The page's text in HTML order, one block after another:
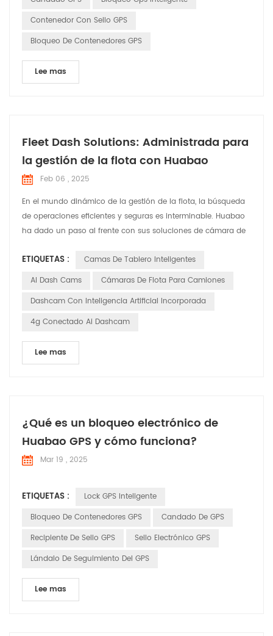
Contenedor Con Sello GPS
Bloqueo De Contenedores GPS
Lee mas
Fleet Dash Solutions: Administrada para
la gestión de la flota con Huabao
Feb 06 , 2025
En el mundo dinámico de la gestión de la flota, la búsqueda
de operaciones eficientes y seguras es interminable. Huabao
ha dado un paso al frente con sus soluciones de cámara de
desafíos específicos que enfrentan los gerentes de flota. Deje
que â s explore cómo estas soluciones están marcando la
ETIQUETAS :
Camas De Tablero Inteligentes
AI Dash Cams
Cámaras De Flota Para Camiones
Dashcam Con Inteligencia Artificial Incorporada
4g Conectado Ai Dashcam
Lee mas
¿Qué es un bloqueo electrónico de
Huabao GPS y cómo funciona?
Mar 19 , 2025
ETIQUETAS :
Lock GPS Inteligente
Bloqueo De Contenedores GPS
Candado De GPS
Recipiente De Sello GPS
Sello Electrónico GPS
Lándalo De Seguimiento Del GPS
Lee mas